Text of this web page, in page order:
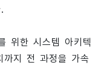
위한 시스템 아키텍
까지 전 과정을 가속